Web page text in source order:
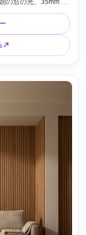
の窓の光、35mm レ
スタイルインテリア
ーグレーディング --
↗